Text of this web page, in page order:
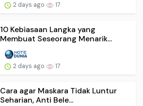
2 days ago 17
10 Kebiasaan Langka yang
Membuat Seseorang Menarik...
2 days ago 17
Cara agar Maskara Tidak Luntur
Seharian, Anti Bele...